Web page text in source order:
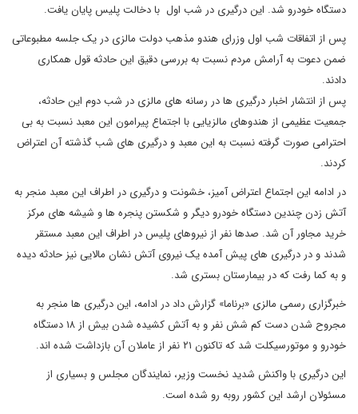
دستگاه خودرو شد. این درگیری در شب اول با دخالت پلیس پایان یافت.
پس از اتفاقات شب اول وزرای هندو مذهب دولت مالزی در یک جلسه مطبوعاتی
ضمن دعوت به آرامش مردم نسبت به بررسی دقیق این حادثه قول همکاری
دادند.
پس از انتشار اخبار درگیری ها در رسانه های مالزی در شب دوم این حادثه،
جمعیت عظیمی از هندوهای مالزیایی با اجتماع پیرامون این معبد نسبت به بی
احترامی صورت گرفته نسبت به این معبد و درگیری های شب گذشته آن اعتراض
کردند.
در ادامه این اجتماع اعتراض آمیز، خشونت و درگیری در اطراف این معبد منجر به
آتش زدن چندین دستگاه خودرو دیگر و شکستن پنجره ها و شیشه های مرکز
خرید مجاور آن شد. صدها نفر از نیروهای پلیس در اطراف این معبد مستقر
شدند و در درگیری های پیش آمده یک نیروی آتش نشان مالایی نیز حادثه دیده
و به کما رفت که در بیمارستان بستری شد.
خبرگزاری رسمی مالزی «برناما» گزارش داد در ادامه، این درگیری ها منجر به
مجروح شدن دست کم شش نفر و به آتش کشیده شدن بیش از ۱۸ دستگاه
خودرو و موتورسیکلت شد که تاکنون ۲۱ نفر از عاملان آن بازداشت شده اند.
این درگیری با واکنش شدید نخست وزیر، نمایندگان مجلس و بسیاری از
مسئولان ارشد این کشور روبه رو شده است.